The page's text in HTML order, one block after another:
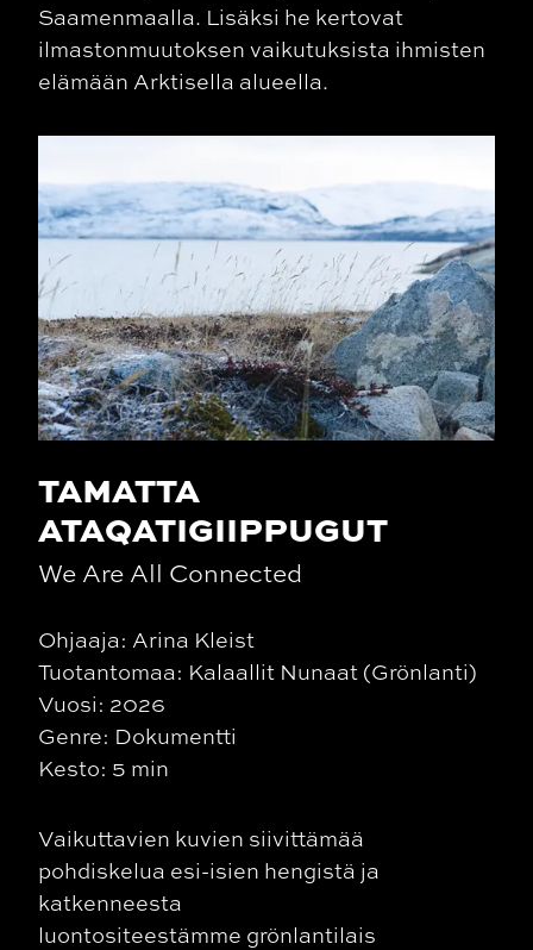
Saamenmaalla. Lisäksi he kertovat
ilmastonmuutoksen vaikutuksista ihmisten
elämään Arktisella alueella.
TAMATTA
ATAQATIGIIPPUGUT
We Are All Connected
Ohjaaja: Arina Kleist
Tuotantomaa: Kalaallit Nunaat (Grönlanti)
Vuosi: 2026
Genre: Dokumentti
Kesto: 5 min
Vaikuttavien kuvien siivittämää
pohdiskelua esi-isien hengistä ja
katkenneesta
luontositeestämme grönlantilais